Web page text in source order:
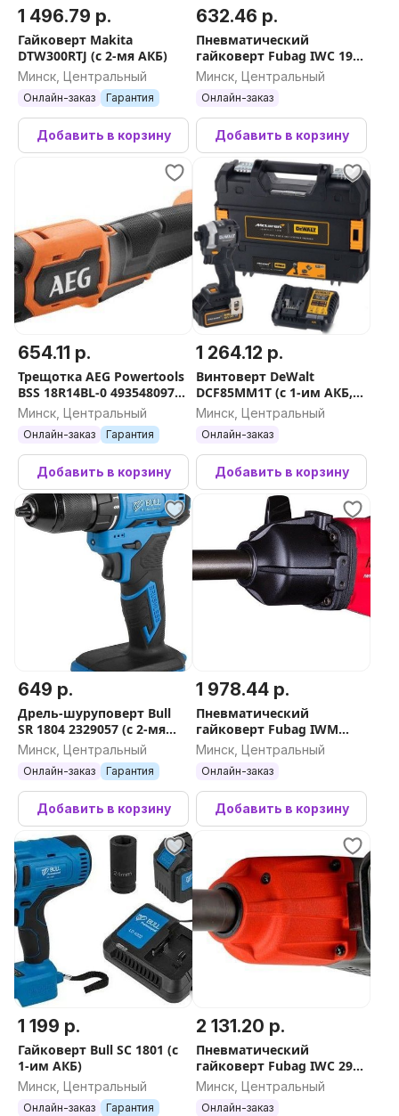
1 496.79 р.
Гайковерт Makita
DTW300RTJ (с 2-мя АКБ)
Минск, Центральный
Онлайн-заказ Гарантия
Добавить в корзину
632.46 р.
Пневматический
гайковерт Fubag IWC 1900
1/2'' 200255
Минск, Центральный
Онлайн-заказ
Добавить в корзину
654.11 р.
Трещотка AEG Powertools
BSS 18R14BL-0 4935480974
(без АКБ)
Минск, Центральный
Онлайн-заказ Гарантия
Добавить в корзину
1 264.12 р.
Винтоверт DeWalt
DCF85MM1T (с 1-им АКБ,
кейс)
Минск, Центральный
Онлайн-заказ
Добавить в корзину
649 р.
Дрель-шуруповерт Bull
SR 1804 2329057 (с 2-мя
АКБ, кейс)
Минск, Центральный
Онлайн-заказ Гарантия
Добавить в корзину
1 978.44 р.
Пневматический
гайковерт Fubag IWM
2000 1'' 200230
Минск, Центральный
Онлайн-заказ
Добавить в корзину
1 199 р.
Гайковерт Bull SC 1801 (с
1-им АКБ)
Минск, Центральный
Онлайн-заказ Гарантия
2 131.20 р.
Пневматический
гайковерт Fubag IWC 2900
1
Минск, Центральный
Онлайн-заказ